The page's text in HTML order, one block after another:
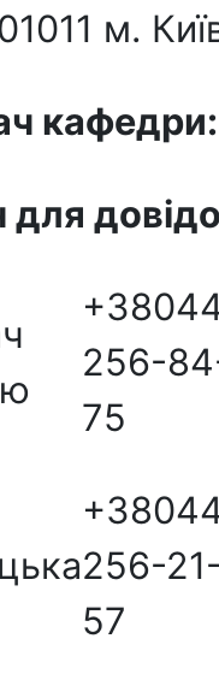
м.
кафедри:
256-
75
256-21-
57